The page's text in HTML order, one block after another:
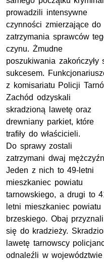
prowadzili intensywne
czynności zmierzające do
zatrzymania sprawców
czynu. Żmudne
poszukiwania zakończyły
sukcesem.
z komisariatu Policji
Zachód odzyskali
skradzioną lawetę oraz
drewniany parkiet, które
trafiły do właścicieli.
Do sprawy zostali
zatrzymani dwaj
Jeden z nich to 49-letni
mieszkaniec powiatu
tarnowskiego, a drugi to
letni mieszkaniec powiatu
brzeskiego. Obaj przyznali
się do kradzieży.
lawetę tarnowscy
odnaleźli w województwie